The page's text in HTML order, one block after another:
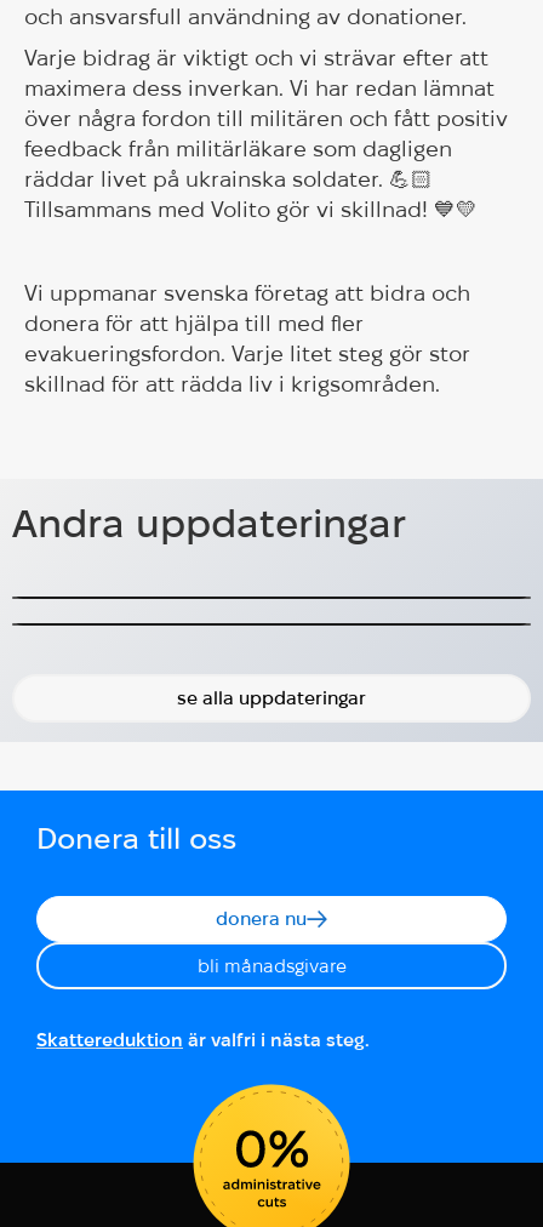
och ansvarsfull användning av donationer.
Varje bidrag är viktigt och vi strävar efter att
maximera dess inverkan. Vi har redan lämnat
över några fordon till militären och fått positiv
feedback från militärläkare som dagligen
räddar livet på ukrainska soldater. 💪🏻
Tillsammans med Volito gör vi skillnad! 💙💛
Vi uppmanar svenska företag att bidra och
donera för att hjälpa till med fler
evakueringsfordon. Varje litet steg gör stor
skillnad för att rädda liv i krigsområden.
Andra uppdateringar
Sverige
HUG samordnade möte med Ukrainas konsul i
utomhusaktiviteter för veteraner
se alla uppdateringar
Donera till oss
donera nu
bli månadsgivare
Skattereduktion är valfri i nästa steg.